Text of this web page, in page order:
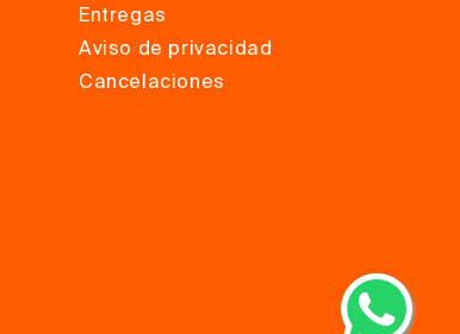
Entregas
Aviso de privacidad
Cancelaciones